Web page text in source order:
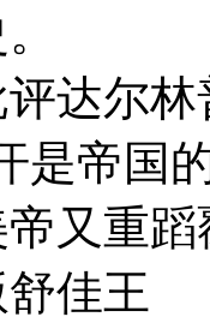
尔林
是帝国
又重
佳王